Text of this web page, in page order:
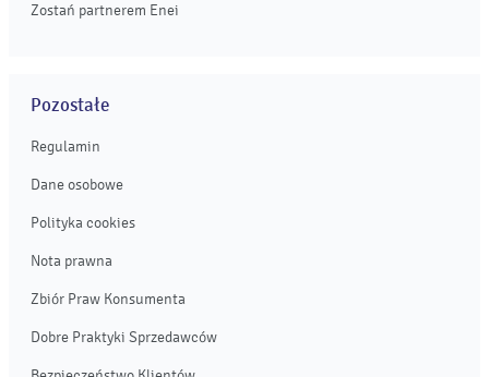
Zostań partnerem Enei
Pozostałe
Regulamin
Dane osobowe
Polityka cookies
Nota prawna
Zbiór Praw Konsumenta
Dobre Praktyki Sprzedawców